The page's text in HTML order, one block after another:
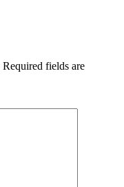
Required fields are